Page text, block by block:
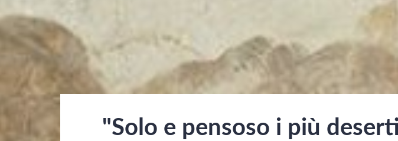
"Solo e pensoso i più